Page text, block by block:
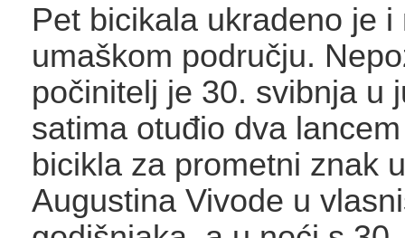
Pet bicikala ukradeno je i
umaškom području.
počinitelj je 30. svibnja u
satima otuđio dva
bicikla za prometni znak
Augustina Vivode u